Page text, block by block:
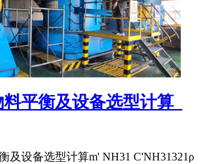
平衡及设备选型计算_
及设备选型计算m' NH31 C'NH31321ρ